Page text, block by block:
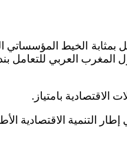
الخيط المؤسساتي
المغرب العربي للتعامل
بامتياز.
التنمية الاقتصادية